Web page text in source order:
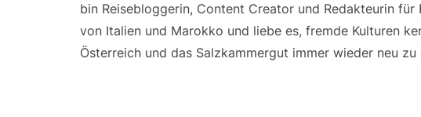
bin Reisebloggerin, Content Creator und Redakteurin für
von Italien und Marokko und liebe es, fremde Kulturen
Österreich und das Salzkammergut immer wieder neu zu